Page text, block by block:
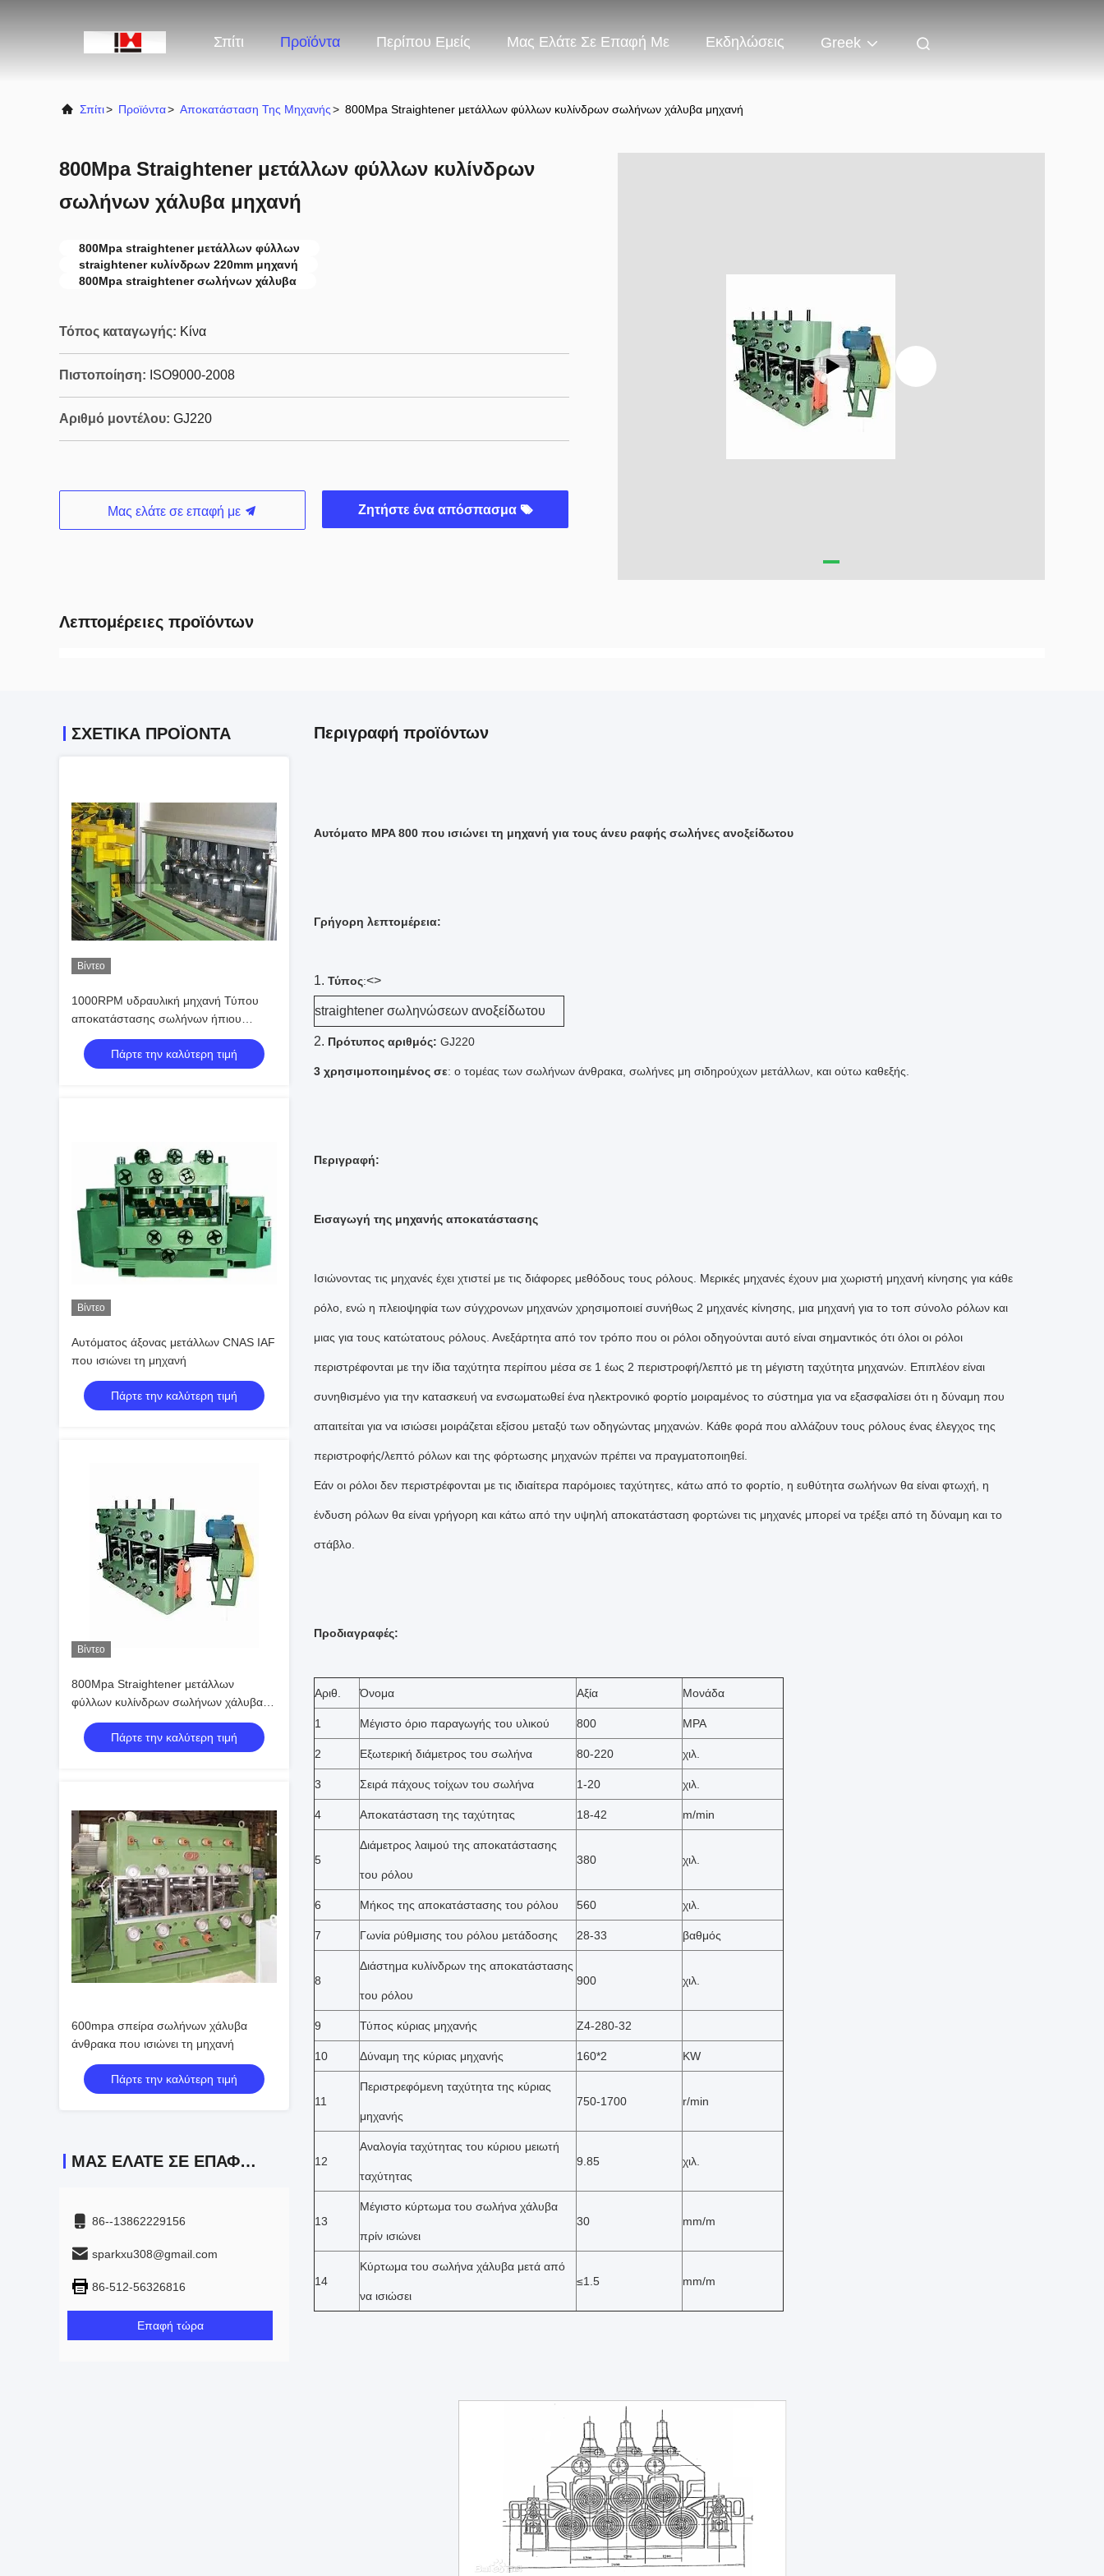
Σπίτι Προϊόντα Περίπου Εμείς Μας Ελάτε Σε Επαφή Με Εκδηλώσεις Greek
Σπίτι> Προϊόντα> Αποκατάσταση Της Μηχανής> 800Mpa Straightener μετάλλων φύλλων κυλίνδρων σωλήνων χάλυβα μηχανή
800Mpa Straightener μετάλλων φύλλων κυλίνδρων
σωλήνων χάλυβα μηχανή
800Mpa straightener μετάλλων φύλλων
straightener κυλίνδρων 220mm μηχανή
800Mpa straightener σωλήνων χάλυβα
Τόπος καταγωγής: Κίνα
Πιστοποίηση: ISO9000-2008
Αριθμό μοντέλου: GJ220
Μας ελάτε σε επαφή με Ζητήστε ένα απόσπασμα
Λεπτομέρειες προϊόντων
ΣΧΕΤΙΚΆ ΠΡΟΪΌΝΤΑ
Βίντεο
1000RPM υδραυλική μηχανή Τύπου
αποκατάστασης σωλήνων ήπιου
χάλυβα
Πάρτε την καλύτερη τιμή
Βίντεο
Αυτόματος άξονας μετάλλων CNAS IAF
που ισιώνει τη μηχανή
Πάρτε την καλύτερη τιμή
Βίντεο
800Mpa Straightener μετάλλων
φύλλων κυλίνδρων σωλήνων χάλυβα
μηχανή
Πάρτε την καλύτερη τιμή
600mpa σπείρα σωλήνων χάλυβα
άνθρακα που ισιώνει τη μηχανή
Πάρτε την καλύτερη τιμή
ΜΑΣ ΕΛΆΤΕ ΣΕ ΕΠΑΦΉ ΜΕ
86--13862229156
sparkxu308@gmail.com
86-512-56326816
Επαφή τώρα
Περιγραφή προϊόντων
Αυτόματο MPA 800 που ισιώνει τη μηχανή για τους άνευ ραφής σωλήνες ανοξείδωτου
Γρήγορη λεπτομέρεια:
1. Τύπος:<>
straightener σωληνώσεων ανοξείδωτου
2. Πρότυπος αριθμός: GJ220
3 χρησιμοποιημένος σε: ο τομέας των σωλήνων άνθρακα, σωλήνες μη σιδηρούχων μετάλλων, και ούτω καθεξής.
Περιγραφή:
Εισαγωγή της μηχανής αποκατάστασης
Ισιώνοντας τις μηχανές έχει χτιστεί με τις διάφορες μεθόδους τους ρόλους. Μερικές μηχανές έχουν μια χωριστή μηχανή κίνησης για κάθε
ρόλο, ενώ η πλειοψηφία των σύγχρονων μηχανών χρησιμοποιεί συνήθως 2 μηχανές κίνησης, μια μηχανή για το τοπ σύνολο ρόλων και
μιας για τους κατώτατους ρόλους. Ανεξάρτητα από τον τρόπο που οι ρόλοι οδηγούνται αυτό είναι σημαντικός ότι όλοι οι ρόλοι
περιστρέφονται με την ίδια ταχύτητα περίπου μέσα σε 1 έως 2 περιστροφή/λεπτό με τη μέγιστη ταχύτητα μηχανών. Επιπλέον είναι
συνηθισμένο για την κατασκευή να ενσωματωθεί ένα ηλεκτρονικό φορτίο μοιραμένος το σύστημα για να εξασφαλίσει ότι η δύναμη που
απαιτείται για να ισιώσει μοιράζεται εξίσου μεταξύ των οδηγώντας μηχανών. Κάθε φορά που αλλάζουν τους ρόλους ένας έλεγχος της
περιστροφής/λεπτό ρόλων και της φόρτωσης μηχανών πρέπει να πραγματοποιηθεί.
Εάν οι ρόλοι δεν περιστρέφονται με τις ιδιαίτερα παρόμοιες ταχύτητες, κάτω από το φορτίο, η ευθύτητα σωλήνων θα είναι φτωχή, η
ένδυση ρόλων θα είναι γρήγορη και κάτω από την υψηλή αποκατάσταση φορτώνει τις μηχανές μπορεί να τρέξει από τη δύναμη και το
στάβλο.
Προδιαγραφές:
Αριθ. Όνομα Αξία Μονάδα
1 Μέγιστο όριο παραγωγής του υλικού 800 MPA
2 Εξωτερική διάμετρος του σωλήνα 80-220 χιλ.
3 Σειρά πάχους τοίχων του σωλήνα 1-20 χιλ.
4 Αποκατάσταση της ταχύτητας 18-42 m/min
5
Διάμετρος λαιμού της αποκατάστασης
του ρόλου
380 χιλ.
6 Μήκος της αποκατάστασης του ρόλου 560 χιλ.
7 Γωνία ρύθμισης του ρόλου μετάδοσης 28-33 βαθμός
8
Διάστημα κυλίνδρων της αποκατάστασης
του ρόλου
900 χιλ.
9 Τύπος κύριας μηχανής Z4-280-32
10 Δύναμη της κύριας μηχανής 160*2 KW
11
Περιστρεφόμενη ταχύτητα της κύριας
μηχανής
750-1700 r/min
12
Αναλογία ταχύτητας του κύριου μειωτή
ταχύτητας
9.85 χιλ.
13
Μέγιστο κύρτωμα του σωλήνα χάλυβα
πρίν ισιώνει
30 mm/m
14
Κύρτωμα του σωλήνα χάλυβα μετά από
να ισιώσει
≤1.5 mm/m